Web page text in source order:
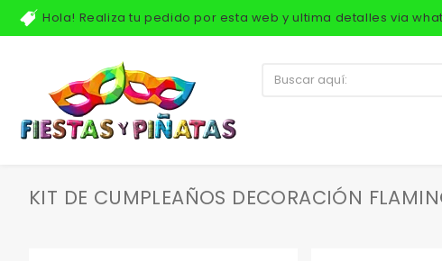
Hola! Realiza tu pedido por esta web y ultima detalles via
KIT DE CUMPLEAÑOS DECORACIÓN